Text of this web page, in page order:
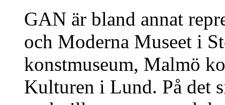
GAN är bland annat
och Moderna Museet i
konstmuseum, Malmö
Kulturen i Lund. På det